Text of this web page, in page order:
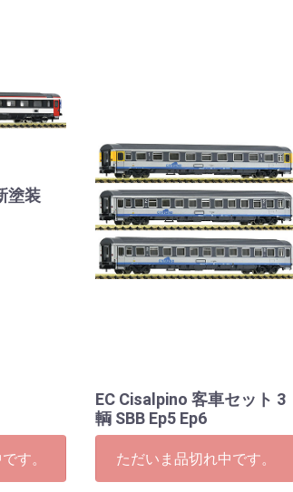
塗装
す。
EC Cisalpino 客車セット 3
輌 SBB Ep5 Ep6
ただいま品切れ中です。